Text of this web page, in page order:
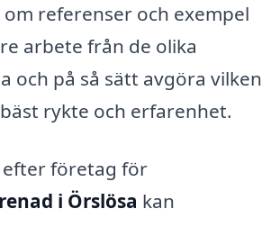
om referenser och exempel
arbete från de olika
och på så sätt avgöra vilken
rykte och erfarenhet.
företag för
i Örslösa kan